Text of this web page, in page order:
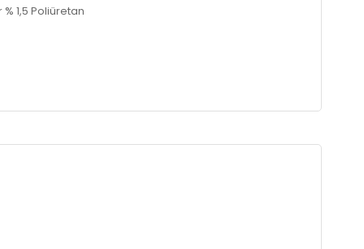
% 1,5 Poliüretan